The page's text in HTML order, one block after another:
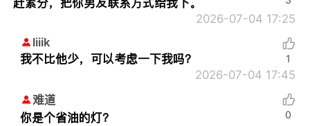
2026-07-04 17:25
liiik
我不比他少，可以考虑一下我吗？
2026-07-04 17:45
1
难道
你是个省油的灯？
0